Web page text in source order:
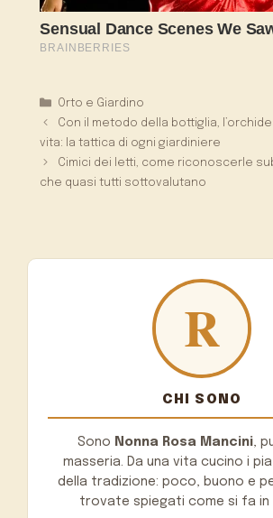
Categorie
Orto e Giardino
Con il metodo della bottiglia,
vita: la tattica di ogni giardiniere
Cimici dei letti, come riconoscerle
che quasi tutti sottovalutano
CHI SONO
Sono Nonna Rosa Mancini,
masseria. Da una vita cucino i
della tradizione: poco, buono e
trovate spiegati come si fa in